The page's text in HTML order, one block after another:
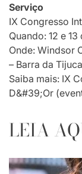
Serviço
IX Congresso
Quando: 12 e
Onde: Windsor
– Barra da
Saiba mais: IX
D&#39;Or
LEIA